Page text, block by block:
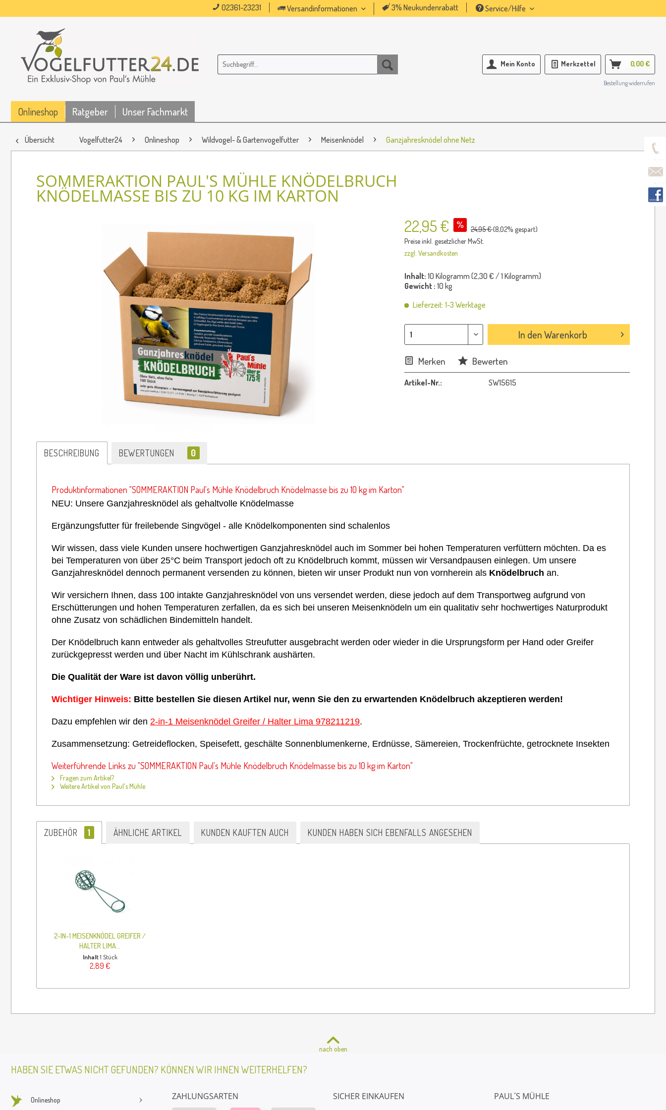
02361-23231 Versandinformationen 3% Neukundenrabatt Service/Hilfe
Mein Konto Merkzettel 0,00 €
Bestellung widerrufen
Onlineshop Ratgeber Unser Fachmarkt
Übersicht Vogelfutter24 Onlineshop Wildvogel- & Gartenvogelfutter Meisenknödel Ganzjahresknödel ohne Netz
SOMMERAKTION PAUL'S MÜHLE KNÖDELBRUCH
KNÖDELMASSE BIS ZU 10 KG IM KARTON
22,95 € 24,95 €(8,02% gespart)
Preise inkl. gesetzlicher MwSt.
zzgl. Versandkosten
Inhalt: 10 Kilogramm (2,30 € / 1 Kilogramm)
Gewicht : 10 kg
Lieferzeit: 1-3 Werktage
In denWarenkorb
Merken Bewerten
Artikel-Nr.: SW15615
BESCHREIBUNG BEWERTUNGEN 0
Produktinformationen "SOMMERAKTION Paul's Mühle Knödelbruch Knödelmasse bis zu 10 kg im Karton"
NEU: Unsere Ganzjahresknödel als gehaltvolle Knödelmasse
Ergänzungsfutter für freilebende Singvögel - alle Knödelkomponenten sind schalenlos
Wir wissen, dass viele Kunden unsere hochwertigen Ganzjahresknödel auch im Sommer bei hohen Temperaturen verfüttern möchten. Da es
bei Temperaturen von über 25°C beim Transport jedoch oft zu Knödelbruch kommt, müssen wir Versandpausen einlegen. Um unsere
Ganzjahresknödel dennoch permanent versenden zu können, bieten wir unser Produkt nun von vornherein als Knödelbruch an.
Wir versichern Ihnen, dass 100 intakte Ganzjahresknödel von uns versendet werden, diese jedoch auf dem Transportweg aufgrund von
Erschütterungen und hohen Temperaturen zerfallen, da es sich bei unseren Meisenknödeln um ein qualitativ sehr hochwertiges Naturprodukt
ohne Zusatz von schädlichen Bindemitteln handelt.
Der Knödelbruch kann entweder als gehaltvolles Streufutter ausgebracht werden oder wieder in die Ursprungsform per Hand oder Greifer
zurückgepresst werden und über Nacht im Kühlschrank aushärten.
Die Qualität der Ware ist davon völlig unberührt.
Wichtiger Hinweis: Bitte bestellen Sie diesen Artikel nur, wenn Sie den zu erwartenden Knödelbruch akzeptieren werden!
Dazu empfehlen wir den 2-in-1 Meisenknödel Greifer / Halter Lima 978211219.
Zusammensetzung: Getreideflocken, Speisefett, geschälte Sonnenblumenkerne, Erdnüsse, Sämereien, Trockenfrüchte, getrocknete Insekten
Weiterführende Links zu "SOMMERAKTION Paul's Mühle Knödelbruch Knödelmasse bis zu 10 kg im Karton"
Fragen zum Artikel?
Weitere Artikel von Paul's Mühle
ZUBEHÖR 1 ÄHNLICHE ARTIKEL KUNDEN KAUFTEN AUCH KUNDEN HABEN SICH EBENFALLS ANGESEHEN
2-IN-1 MEISENKNÖDEL GREIFER /
HALTER LIMA...
Inhalt1 Stück
2,89 €
nach oben
HABEN SIE ETWAS NICHT GEFUNDEN? KÖNNEN WIR IHNEN WEITERHELFEN?
Onlineshop ZAHLUNGSARTEN SICHER EINKAUFEN PAUL´S MÜHLE